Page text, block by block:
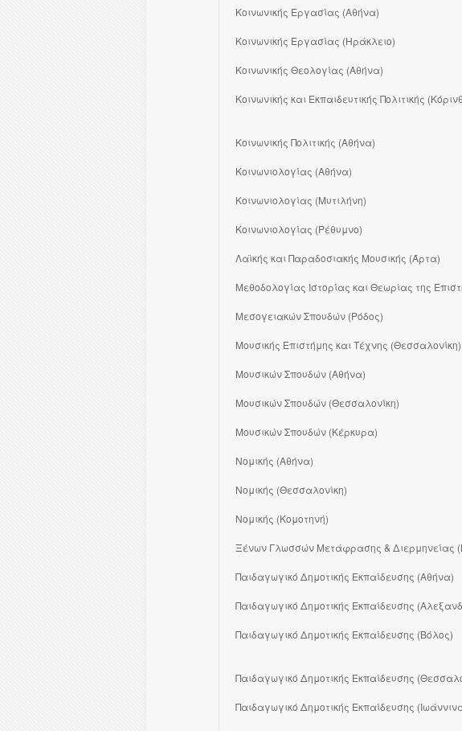
Κοινωνικής Εργασίας (Αθήνα)
Κοινωνικής Εργασίας (Ηράκλειο)
Κοινωνικής Θεολογίας (Αθήνα)
Κοινωνικής και Εκπαιδευτικής Πολιτικής
Κοινωνικής Πολιτικής (Αθήνα)
Κοινωνιολογίας (Αθήνα)
Κοινωνιολογίας (Μυτιλήνη)
Κοινωνιολογίας (Ρέθυμνο)
Λαϊκής και Παραδοσιακής Μουσικής (Άρτα)
Μεθοδολογίας Ιστορίας και Θεωρίας της
Μεσογειακών Σπουδών (Ρόδος)
Μουσικής Επιστήμης και Τέχνης (Θεσσαλονίκη)
Μουσικών Σπουδών (Αθήνα)
Μουσικών Σπουδών (Θεσσαλονίκη)
Μουσικών Σπουδών (Κέρκυρα)
Νομικής (Αθήνα)
Νομικής (Θεσσαλονίκη)
Νομικής (Κομοτηνή)
Ξένων Γλωσσών Μετάφρασης & Διερμηνείας
Παιδαγωγικό Δημοτικής Εκπαίδευσης (Αθήνα)
Παιδαγωγικό Δημοτικής Εκπαίδευσης
Παιδαγωγικό Δημοτικής Εκπαίδευσης (Βόλος)
Παιδαγωγικό Δημοτικής Εκπαίδευσης
Παιδαγωγικό Δημοτικής Εκπαίδευσης